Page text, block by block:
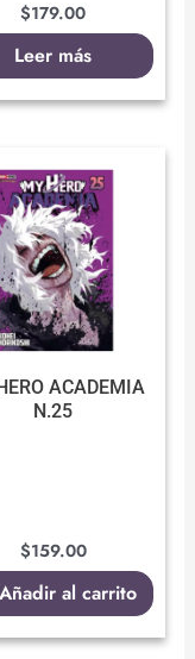
$179.00
Leer más
ACADEMIA
N.25
$159.00
Añadir al carrito